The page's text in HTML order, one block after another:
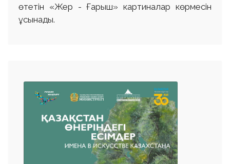
өтетін «Жер - Ғарыш» картиналар көрмесін
ұсынады.